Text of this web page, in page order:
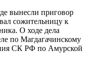
вынесли приговор
сожительницу к
О ходе дела
по Магдагачинскому
СК РФ по Амурской